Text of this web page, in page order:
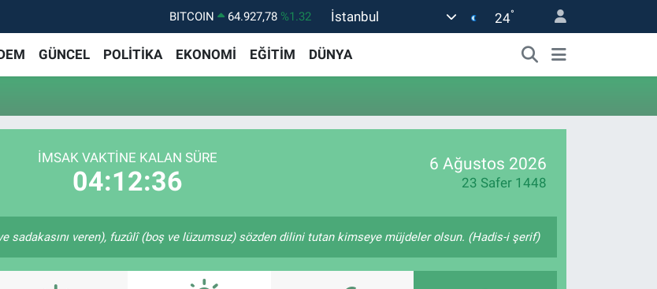
BITCOIN 64.927,78 %1.32
47,5894
%0.08
EURO
55,0398 %-0.02
GRAM ALTIN
6508.83 %4.44
BİST100
İstanbul 24°
GÜNCEL POLİTİKA EKONOMİ EĞİTİM DÜNYA
İMSAK VAKTINE KALAN SÜRE
04:12:36
6 Ağustos 2026
23 Safer 1448
sadakasını veren), fuzûlî (boş ve lüzumsuz) sözden dilini tutan kimseye müjdeler olsun. (Hadis-i şerif)